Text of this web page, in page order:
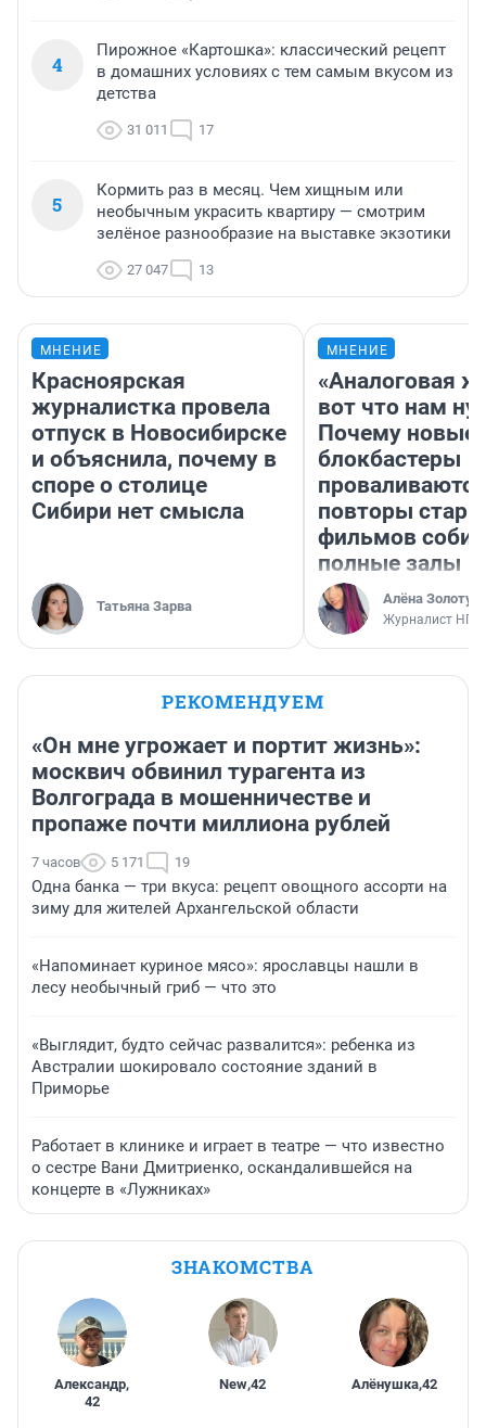
4
Пирожное «Картошка»: классический рецепт
в домашних условиях с тем самым вкусом из
детства
31 011 17
5
Кормить раз в месяц. Чем хищным или
необычным украсить квартиру — смотрим
зелёное разнообразие на выставке экзотики
27 047 13
МНЕНИЕ
Красноярская
журналистка провела
отпуск в Новосибирске
и объяснила, почему в
споре о столице
Сибири нет смысла
Татьяна Зарва
МНЕНИЕ
«Аналоговая
вот что нам
Почему новые
блокбастеры
повторы
фильмов
полные залы
Алёна
Журналист НГС
РЕКОМЕНДУЕМ
«Он мне угрожает и портит жизнь»:
москвич обвинил турагента из
Волгограда в мошенничестве и
пропаже почти миллиона рублей
7 часов 5 171 19
Одна банка — три вкуса: рецепт овощного ассорти на
зиму для жителей Архангельской области
«Напоминает куриное мясо»: ярославцы нашли в
лесу необычный гриб — что это
«Выглядит, будто сейчас развалится»: ребенка из
Австралии шокировало состояние зданий в
Приморье
Работает в клинике и играет в театре — что известно
о сестре Вани Дмитриенко, оскандалившейся на
концерте в «Лужниках»
ЗНАКОМСТВА
Александр,
42
New,42 Алёнушка,42